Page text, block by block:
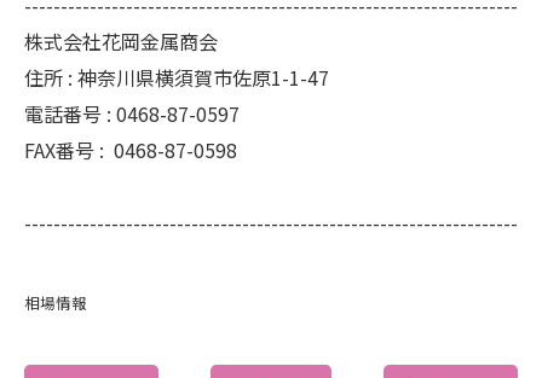
株式会社花岡金属商会
住所 : 神奈川県横須賀市佐原1-1-47
電話番号 : 0468-87-0597
FAX番号 : 0468-87-0598
--------------------------------------------------------------------
相場情報